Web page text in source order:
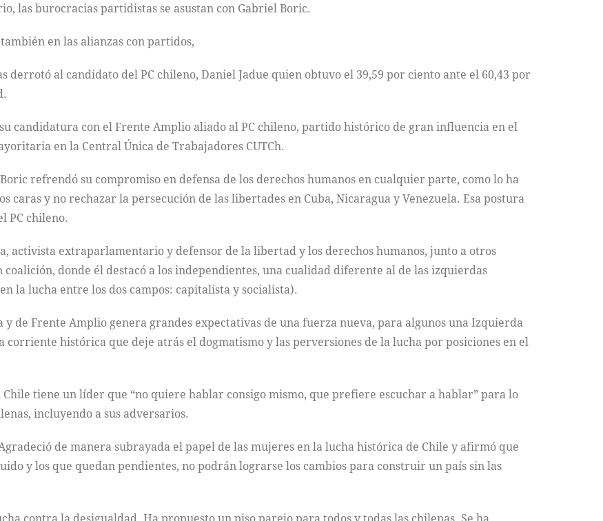
las burocracias partidistas se asustan con Gabriel Boric.
en las alianzas con partidos,
derrotó al candidato del PC chileno, Daniel Jadue quien obtuvo el 39,59 por ciento ante el 60,43 por
candidatura con el Frente Amplio aliado al PC chileno, partido histórico de gran influencia en el
en la Central Única de Trabajadores CUTCh.
refrendó su compromiso en defensa de los derechos humanos en cualquier parte, como lo ha
caras y no rechazar la persecución de las libertades en Cuba, Nicaragua y Venezuela. Esa postura
PC chileno.
activista extraparlamentario y defensor de la libertad y los derechos humanos, junto a otros
donde él destacó a los independientes, una cualidad diferente al de las izquierdas
la lucha entre los dos campos: capitalista y socialista).
de Frente Amplio genera grandes expectativas de una fuerza nueva, para algunos una Izquierda
histórica que deje atrás el dogmatismo y las perversiones de la lucha por posiciones en el
tiene un líder que “no quiere hablar consigo mismo, que prefiere escuchar a hablar” para lo
incluyendo a sus adversarios.
de manera subrayada el papel de las mujeres en la lucha histórica de Chile y afirmó que
y los que quedan pendientes, no podrán lograrse los cambios para construir un país sin las